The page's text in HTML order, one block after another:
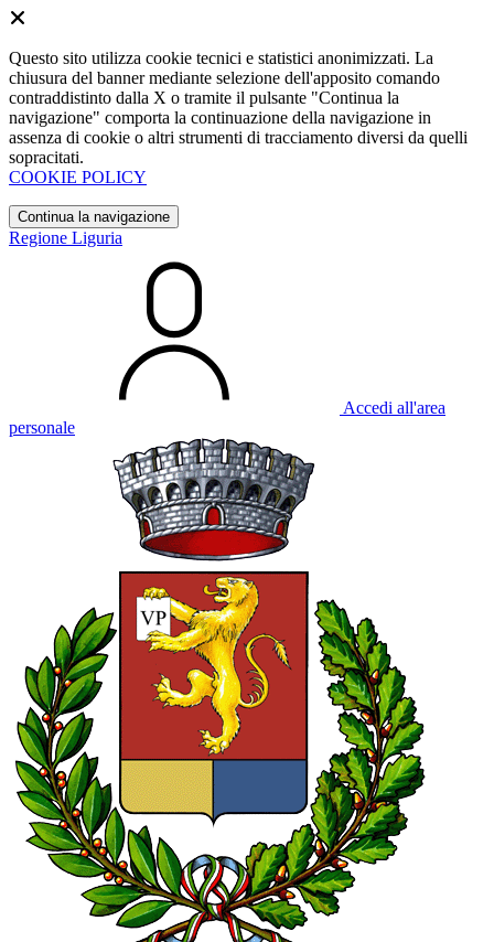
Questo sito utilizza cookie tecnici e statistici anonimizzati. La
chiusura del banner mediante selezione dell'apposito comando
contraddistinto dalla X o tramite il pulsante "Continua la
navigazione" comporta la continuazione della navigazione in
assenza di cookie o altri strumenti di tracciamento diversi da quelli
sopracitati.
COOKIE POLICY
Continua la navigazione
Regione Liguria
Accedi all'area
personale